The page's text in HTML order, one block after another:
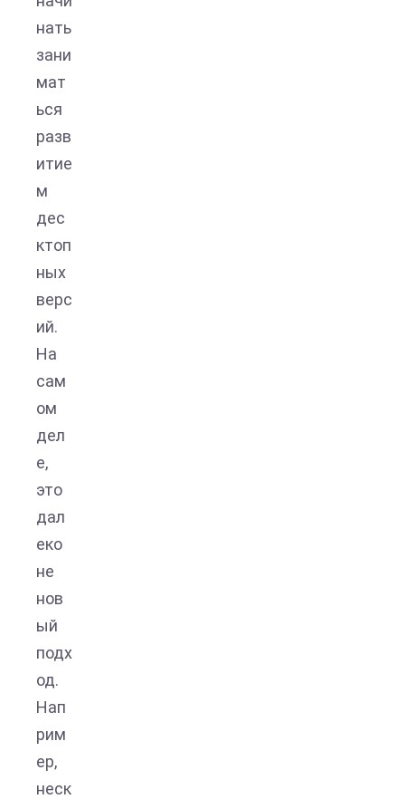
нать
зани
мат
ься
разв
итие
м
дес
ктоп
ных
верс
ий.
На
сам
ом
дел
е,
это
дал
еко
не
нов
ый
подх
од.
Нап
рим
ер,
неск